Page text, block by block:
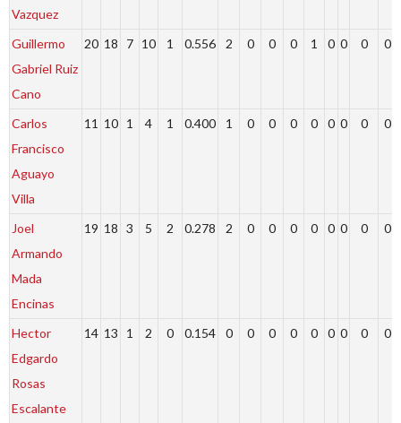
Vazquez
Guillermo
Gabriel Ruiz
Cano
20 18 7 10 1 0.556 2 0 0 0 1 0 0 0 0
Carlos
Francisco
Aguayo
Villa
11 10 1 4 1 0.400 1 0 0 0 0 0 0 0 0
Joel
Armando
Mada
Encinas
19 18 3 5 2 0.278 2 0 0 0 0 0 0 0 0
Hector
Edgardo
Rosas
Escalante
14 13 1 2 0 0.154 0 0 0 0 0 0 0 0 0